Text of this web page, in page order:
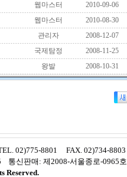
웹마스터 2010-09-06
웹마스터 2010-08-30
관리자 2008-12-07
국제탐정 2008-11-25
왕발 2008-10-31
02)775-8801 FAX. 02)734-8803
통신판매: 제2008-서울종로-0965호
Reserved.